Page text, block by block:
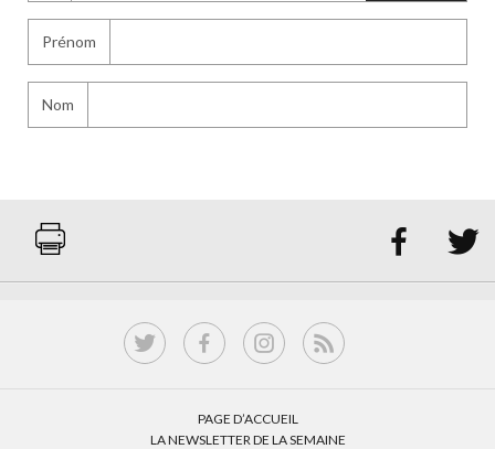
Prénom
Nom
 
PAGE D’ACCUEIL
LA NEWSLETTER DE LA SEMAINE